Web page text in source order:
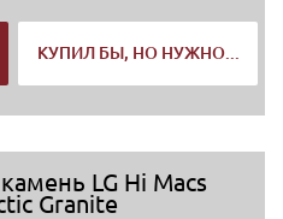
КУПИЛ БЫ, НО НУЖНО...
LG Hi Macs
Granite